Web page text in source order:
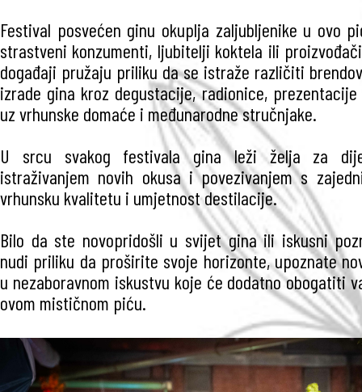
Festival posvećen ginu okuplja zaljubljenike u ovo
strastveni konzumenti, ljubitelji koktela ili
događaji pružaju priliku da se istraže različiti
izrade gina kroz degustacije, radionice,
uz vrhunske domaće i međunarodne stručnjake.
U srcu svakog festivala gina leži želja za
istraživanjem novih okusa i povezivanjem s
vrhunsku kvalitetu i umjetnost destilacije.
Bilo da ste novopridošli u svijet gina ili iskusni
nudi priliku da proširite svoje horizonte, upoznate
u nezaboravnom iskustvu koje će dodatno obogatiti
ovom mističnom piću.